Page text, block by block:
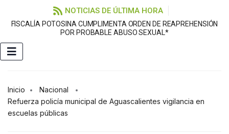
NOTICIAS DE ÚLTIMA HORA
FISCALÍA POTOSINA CUMPLIMENTA ORDEN DE REAPREHENSIÓN
POR PROBABLE ABUSO SEXUAL*
Inicio
Nacional
Refuerza policía municipal de Aguascalientes vigilancia en
escuelas públicas